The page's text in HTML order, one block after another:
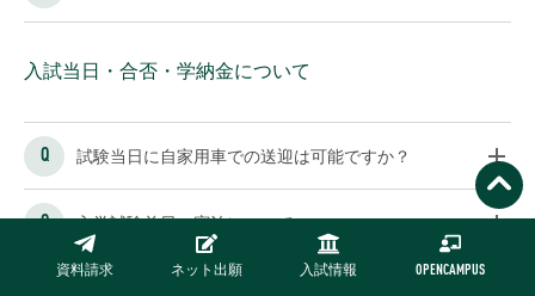
資料請求 ネット出願 入試情報 OPENCAMPUS
入試当日・合否・学納金について
試験当日に自家用車での送迎は可能ですか？
入学試験前日の宿泊について